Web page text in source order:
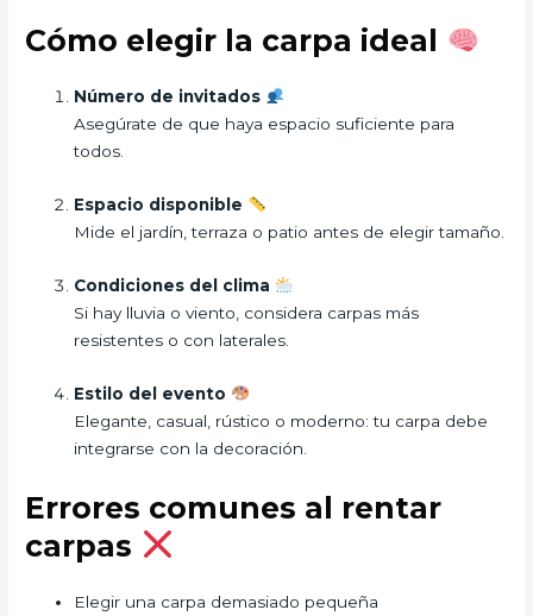
Cómo elegir la carpa ideal
Número de invitados
Asegúrate de que haya espacio suficiente para
todos.
Espacio disponible
Mide el jardín, terraza o patio antes de elegir tamaño.
Condiciones del clima
Si hay lluvia o viento, considera carpas más
resistentes o con laterales.
Estilo del evento
Elegante, casual, rústico o moderno: tu carpa debe
integrarse con la decoración.
Errores comunes al rentar
carpas
Elegir una carpa demasiado pequeña